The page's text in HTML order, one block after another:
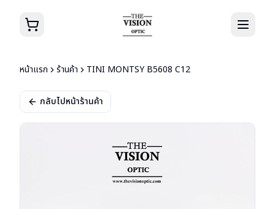
หน้าแรก ร้านค้า TINI MONTSY B5608 C12
กลับไปหน้าร้านค้า